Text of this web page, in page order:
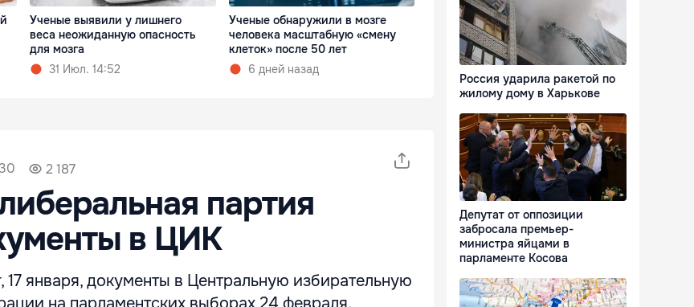
Ученые выявили у лишнего
веса неожиданную опасность
для мозга
31 Июл. 14:52
Ученые обнаружили в мозге
человека масштабную «смену
клеток» после 50 лет
6 дней назад
2 187
партия
в ЦИК
января, документы в Центральную избирательную
Россия ударила ракетой по
жилому дому в Харькове
Депутат от оппозиции
забросала премьер-
министра яйцами в
парламенте Косова